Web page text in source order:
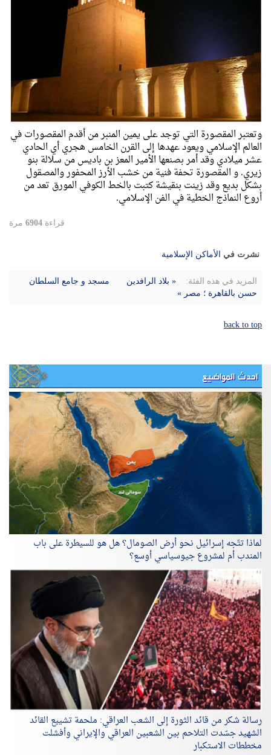
وتعتبر المقصورة التي توجد على يمين المنبر من أقدم المقصورات في
العالم الإسلامي ويعود عهدها إلى القرن الخامس هجري أي الحادي
عشر ميلادي وقد أمر بصنعها الأمير المعز بن باديس من سلالة بنو
زيري. و المقصورة تحفة فنية من خشب الأرز المحفور والمصقول
بشكل بديع وقد زينت بنقيشة كتبت بالخط الكوفي المورق تعد من
أروع النماذج الخطية في الفن الإسلامي.
قراءة 6904 مرة
نشرت في الأماكن الإسلامية
المزيد في هذه الفئة: « بلاد الرافدین
مسجد و جامع السلطان
حسن بالقاهرة ؛ مصر »
back to top
احدث المواضيع
لماذا تتّجه إسرائيل نحو أرض الصومال؟ هل هو للسيطرة على باب
المندب أم لمشروع جيوسياسي أوسع؟
رسالة شكر من قائد الثورة إلى الشعب العراقي: ملحمة تشييع القائد
الشهيد جسّدت التلاحم بين الشعبين العراقي والإيراني وأفشلت
مخططات الاستكبار